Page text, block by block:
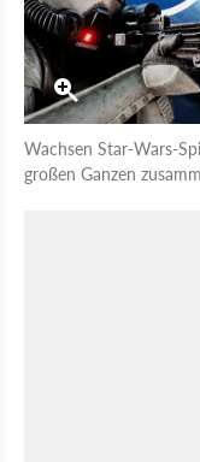
Wachsen Star-Wars-
großen Ganzen